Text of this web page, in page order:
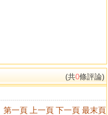
(共0條評論)
第一頁 上一頁 下一頁 最末頁